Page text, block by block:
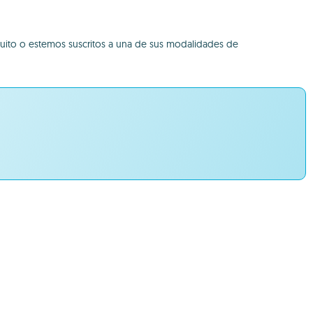
o estemos suscritos a una de sus modalidades de